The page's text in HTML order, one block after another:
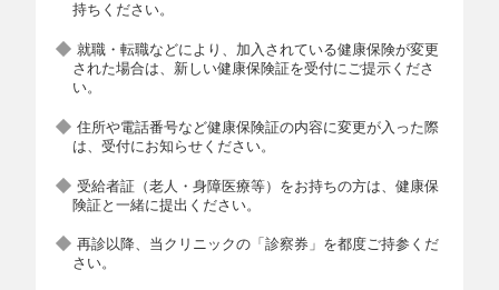
持ちください。
就職・転職などにより、加入されている健康保険が変更
された場合は、新しい健康保険証を受付にご提示くださ
い。
住所や電話番号など健康保険証の内容に変更が入った際
は、受付にお知らせください。
受給者証（老人・身障医療等）をお持ちの方は、健康保
険証と一緒に提出ください。
再診以降、当クリニックの「診察券」を都度ご持参くだ
さい。